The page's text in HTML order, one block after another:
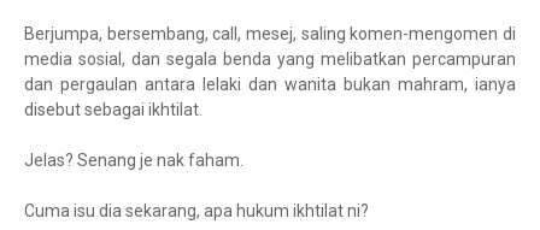
Berjumpa, bersembang, call, mesej, saling komen-mengomen di
media sosial, dan segala benda yang melibatkan percampuran
dan pergaulan antara lelaki dan wanita bukan mahram, ianya
disebut sebagai ikhtilat.
Jelas? Senang je nak faham.
Cuma isu dia sekarang, apa hukum ikhtilat ni?